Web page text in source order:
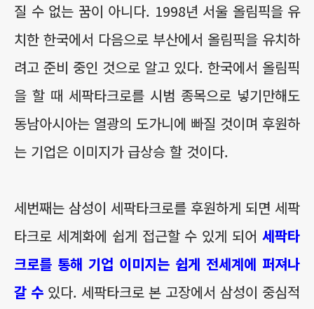
질 수 없는 꿈이 아니다. 1998년 서울 올림픽을 유
치한 한국에서 다음으로 부산에서 올림픽을 유치하
려고 준비 중인 것으로 알고 있다. 한국에서 올림픽
을 할 때 세팍타크로를 시범 종목으로 넣기만해도
동남아시아는 열광의 도가니에 빠질 것이며 후원하
는 기업은 이미지가 급상승 할 것이다.
세번째는 삼성이 세팍타크로를 후원하게 되면 세팍
타크로 세계화에 쉽게 접근할 수 있게 되어 세팍타
크로를 통해 기업 이미지는 쉽게 전세계에 퍼져나
갈 수 있다. 세팍타크로 본 고장에서 삼성이 중심적